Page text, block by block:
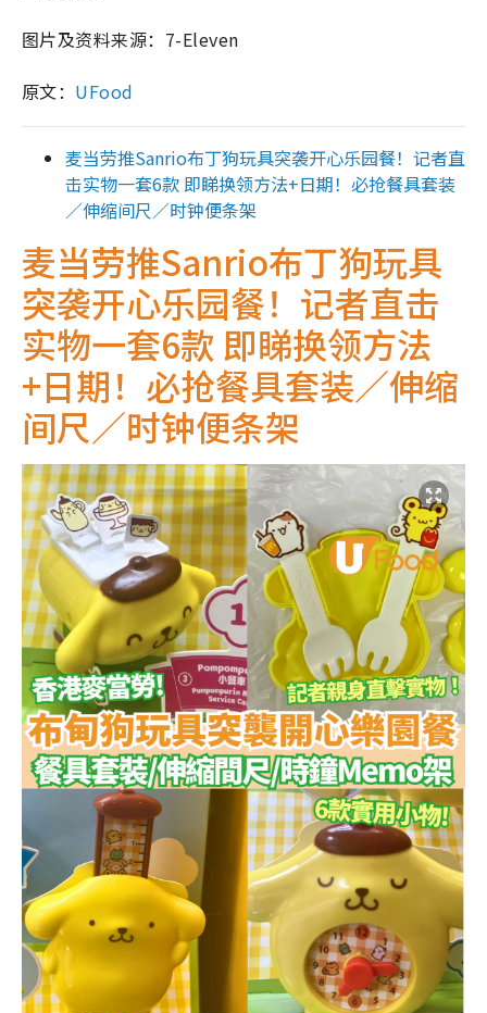
图片及资料来源：7-Eleven
原文： UFood
麦当劳推Sanrio布丁狗玩具突袭开心乐园餐！记者直
击实物一套6款 即睇换领方法+日期！必抢餐具套装
／伸缩间尺／时钟便条架
麦当劳推Sanrio布丁狗玩具
突袭开心乐园餐！记者直击
实物一套6款 即睇换领方法
+日期！必抢餐具套装／伸缩
间尺／时钟便条架